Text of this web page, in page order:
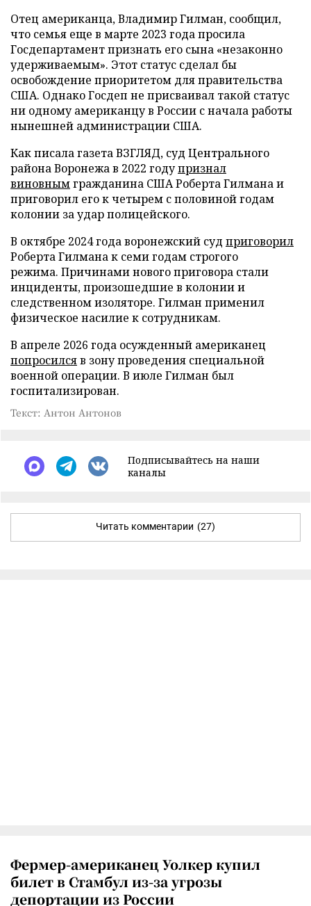
Отец американца, Владимир Гилман, сообщил,
что семья еще в марте 2023 года просила
Госдепартамент признать его сына «незаконно
удерживаемым». Этот статус сделал бы
освобождение приоритетом для правительства
США. Однако Госдеп не присваивал такой статус
ни одному американцу в России с начала работы
нынешней администрации США.
Как писала газета ВЗГЛЯД, суд Центрального
района Воронежа в 2022 годупризнал
виновнымгражданина США Роберта Гилмана и
приговорил его к четырем с половиной годам
колонии за удар полицейского.
В октябре 2024 года воронежский суд приговорил
Роберта Гилмана к семи годам строгого
режима. Причинами нового приговора стали
инциденты, произошедшие в колонии и
следственном изоляторе. Гилман применил
физическое насилие к сотрудникам.
В апреле 2026 года осужденный американец
попросилсяв зону проведения специальной
военной операции. В июле Гилман был
госпитализирован.
Текст: Антон Антонов
Подписывайтесь на наши
каналы
Читать комментарии (27)
Фермер-американец Уолкер купил
билет в Стамбул из-за угрозы
депортации из России